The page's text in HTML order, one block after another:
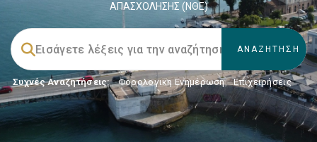
ΑΠΑΣΧΟΛΗΣΗΣ (ΝΘΕ)
Συχνές Αναζητήσεις: Φορολογικη Ενημέρωση, Επιχειρήσεις